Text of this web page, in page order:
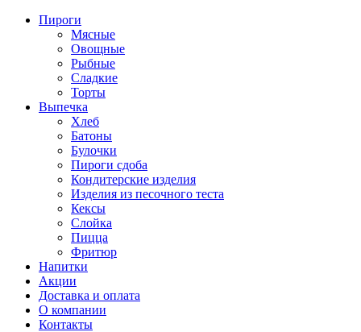
Пироги
Мясные
Овощные
Рыбные
Сладкие
Торты
Выпечка
Хлеб
Батоны
Булочки
Пироги сдоба
Кондитерские изделия
Изделия из песочного теста
Кексы
Слойка
Пицца
Фритюр
Напитки
Акции
Доставка и оплата
О компании
Контакты